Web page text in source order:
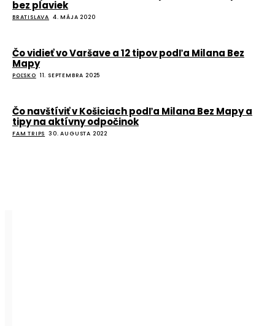
bez plaviek
BRATISLAVA 4. MÁJA 2020
Čo vidieť vo Varšave a 12 tipov podľa Milana Bez
Mapy
POĽSKO 11. SEPTEMBRA 2025
Čo navštíviť v Košiciach podľa Milana Bez Mapy a
tipy na aktívny odpočinok
FAM TRIPS 30. AUGUSTA 2022